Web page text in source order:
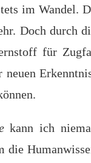
im Wandel.
Doch durch
für
kann ich
die